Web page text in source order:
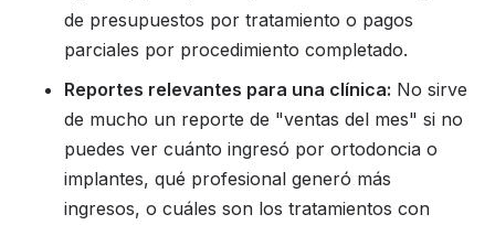
de presupuestos por tratamiento o pagos
parciales por procedimiento completado.
Reportes relevantes para una clínica: No sirve
de mucho un reporte de "ventas del mes" si no
puedes ver cuánto ingresó por ortodoncia o
implantes, qué profesional generó más
ingresos, o cuáles son los tratamientos con